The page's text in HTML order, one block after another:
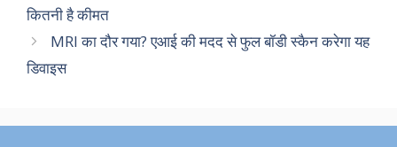
कितनी है कीमत
MRI का दौर गया? एआई की मदद से फुल बॉडी स्कैन करेगा यह
डिवाइस